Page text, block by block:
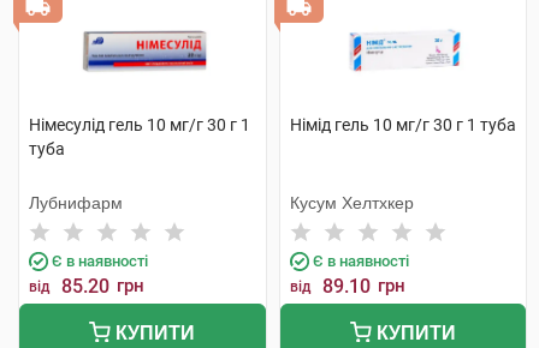
Німесулід гель 10 мг/г 30 г 1
туба
Лубнифарм
Є в наявності
від 85.20 грн
КУПИТИ
Німід гель 10 мг/г 30 г 1 туба
Кусум Хелтхкер
Є в наявності
від 89.10 грн
КУПИТИ